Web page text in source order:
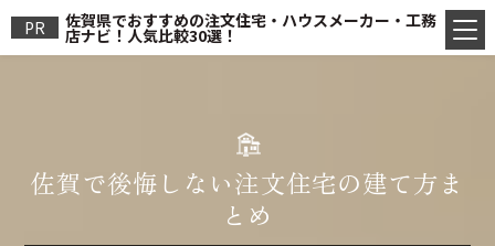
PR 佐賀県でおすすめの注文住宅・ハウスメーカー・工務
店ナビ！人気比較30選！
佐賀で後悔しない注文住宅の建て方ま
とめ